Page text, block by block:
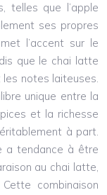
telles que l’apple
ses propres
l’accent sur le
que le chai latte
notes laiteuses.
unique entre la
et la richesse
à part.
a tendance à être
au chai latte,
combinaison